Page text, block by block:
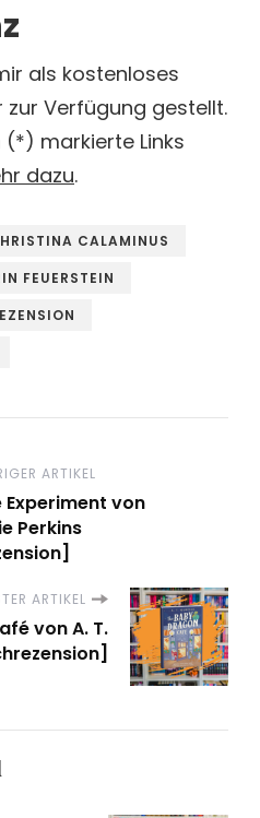
als kostenloses
zur Verfügung gestellt.
markierte Links
dazu.
CALAMINUS
FEUERSTEIN
ARTIKEL
Experiment von
Perkins
ARTIKEL
von A. T.